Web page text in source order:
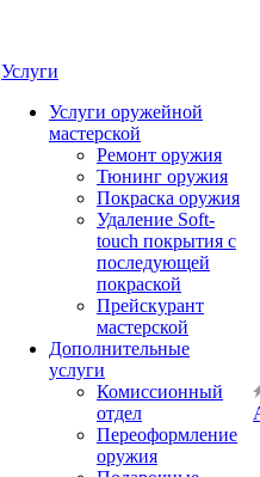
Услуги
Услуги оружейной
мастерской
Ремонт оружия
Тюнинг оружия
Покраска оружия
Удаление Soft-
touch покрытия с
последующей
покраской
Прейскурант
мастерской
Дополнительные
услуги
Комиссионный
отдел
Переоформление
оружия